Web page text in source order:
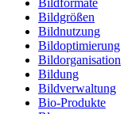
Bildformate
Bildgrößen
Bildnutzung
Bildoptimierung
Bildorganisation
Bildung
Bildverwaltung
Bio-Produkte